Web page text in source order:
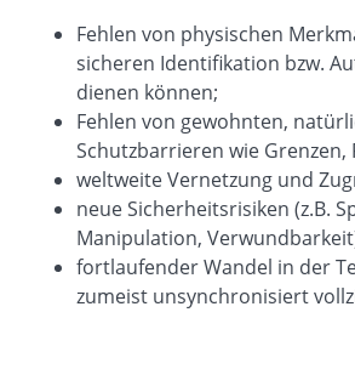
Fehlen von physischen
sicheren Identifikation bzw.
dienen können;
Fehlen von gewohnten,
Schutzbarrieren wie Grenzen,
weltweite Vernetzung und
neue Sicherheitsrisiken (z.B.
Manipulation,
fortlaufender Wandel in der
zumeist unsynchronisiert